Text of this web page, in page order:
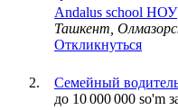
Andalus school НОУ
Ташкент,
Откликнуться
Семейный
до 10 000 000 so'm